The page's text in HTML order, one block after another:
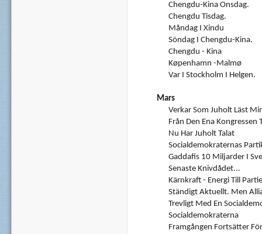
Chengdu-Kina Onsdag.
Chengdu Tisdag.
Måndag I Xindu
Söndag I Chengdu-Kina.
Chengdu - Kina
Køpenhamn -Malmø
Var I Stockholm I Helgen.
Mars
Verkar Som Juholt Läst
Från Den Ena Kongressen
Nu Har Juholt Talat
Socialdemokraternas
Gaddafis 10 Miljarder I
Senaste Knivdådet...
Kärnkraft - Energi Till
Ständigt Aktuellt. Men
Trevligt Med En
Socialdemokraterna
Framgången Fortsätter